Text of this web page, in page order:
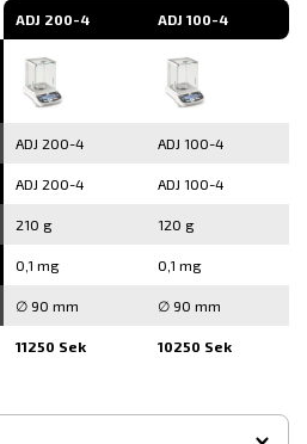
ADJ 200-4 ADJ 100-4
ADJ 200-4 ADJ 100-4
ADJ 200-4 ADJ 100-4
210 g 120 g
0,1 mg 0,1 mg
∅ 90 mm ∅ 90 mm
11250 Sek 10250 Sek
▾